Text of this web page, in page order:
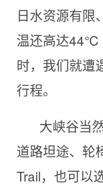
日水资源有限
温还高达44℃
时，我们就遭
行程。
大峡谷当
道路坦途、轮
Trail，也可以